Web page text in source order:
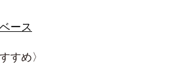
ース
すめ〉